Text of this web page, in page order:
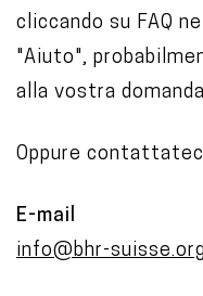
t
cliccando su FAQ
"Aiuto",
alla vostra
Oppure
E-mail
info@bhr-suisse.org